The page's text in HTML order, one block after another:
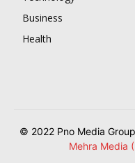
Business
Health
© 2022 Pno Media
Mehra Media